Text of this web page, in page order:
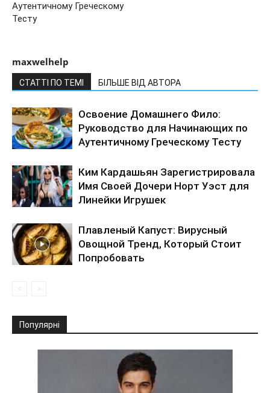
Аутентичному Греческому
Тесту
maxwelhelp
СТАТТІ ПО ТЕМІ БІЛЬШЕ ВІД АВТОРА
Освоение Домашнего Фило:
Руководство для Начинающих по
Аутентичному Греческому Тесту
Ким Кардашьян Зарегистрировала
Имя Своей Дочери Норт Уэст для
Линейки Игрушек
Плавленый Капуст: Вирусный
Овощной Тренд, Который Стоит
Попробовать
Популярні